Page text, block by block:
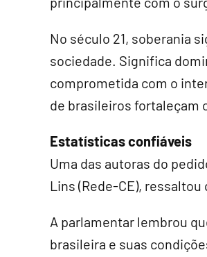
No século 21, soberania
sociedade. Significa
comprometida com o
de brasileiros fortaleçam
Estatísticas confiáveis
Uma das autoras do
Lins (Rede-CE),
A parlamentar lembrou
brasileira e suas